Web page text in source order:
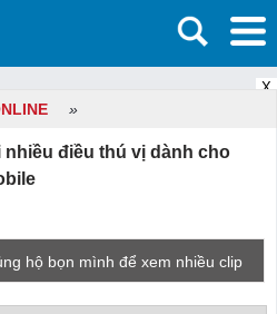
X
»
nhiều điều thú vị dành cho
hộ bọn mình để xem nhiều clip